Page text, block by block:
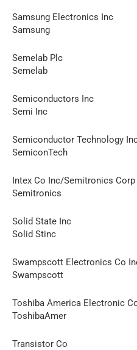
Samsung Electronics Inc
Samsung
Semelab Plc
Semelab
Semiconductors Inc
Semi Inc
Semiconductor Technology
SemiconTech
Intex Со Inc/Semitronics Corp
Semitronics
Solid State Inc
Solid Stinc
Swampscott Electronics Со
Swampscott
Toshiba America Electronic
ToshibaAmer
Transistor Со